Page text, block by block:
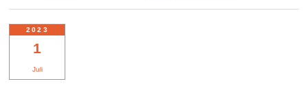
1
Juli
2023